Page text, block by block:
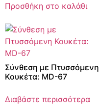
Προσθήκη στο καλάθι
Σύνθεση με Πτυσσόμενη
Κουκέτα: MD-67
Διαβάστε περισσότερα